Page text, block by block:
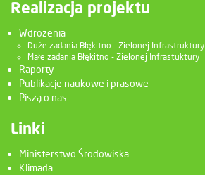
Realizacja projektu
Wdrożenia
Duże zadania Błękitno - Zielonej Infrastruktury
Małe zadania Błękitno - Zielonej Infrastuktury
Raporty
Publikacje naukowe i prasowe
Piszą o nas
Linki
Ministerstwo Środowiska
Klimada